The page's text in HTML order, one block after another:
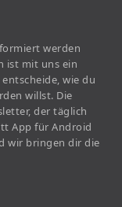
werden
ist mit uns ein
wie du
willst. Die
der täglich
App für Android
wir bringen dir die